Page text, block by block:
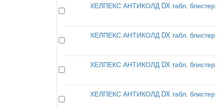
ХЕЛПЕКС АНТИКОЛД DX табл.
ХЕЛПЕКС АНТИКОЛД DX табл.
ХЕЛПЕКС АНТИКОЛД DX табл.
ХЕЛПЕКС АНТИКОЛД DX табл.